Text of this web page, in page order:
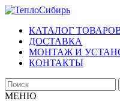
КАТАЛОГ
ДОСТАВКА
МОНТАЖ И
КОНТАКТЫ
МЕНЮ